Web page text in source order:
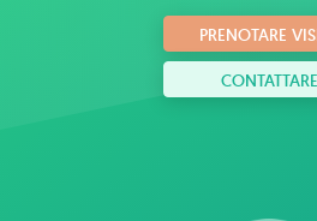
performance
PRENOTARE
CONTATTARE